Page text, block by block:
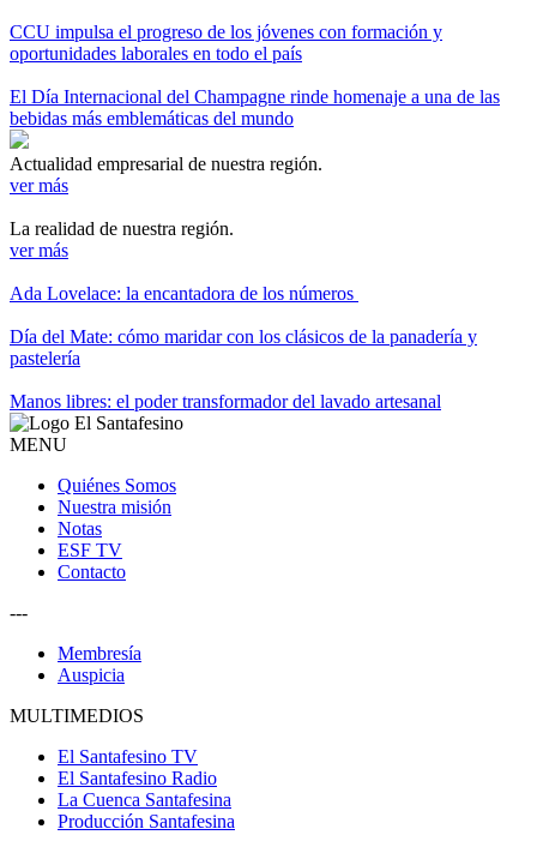
CCU impulsa el progreso de los jóvenes con formación y
oportunidades laborales en todo el país
El Día Internacional del Champagne rinde homenaje a una de las
bebidas más emblemáticas del mundo
Actualidad empresarial de nuestra región.
ver más
La realidad de nuestra región.
ver más
Ada Lovelace: la encantadora de los números
Día del Mate: cómo maridar con los clásicos de la panadería y
pastelería
Manos libres: el poder transformador del lavado artesanal
MENU
Quiénes Somos
Nuestra misión
Notas
ESF TV
Contacto
---
Membresía
Auspicia
MULTIMEDIOS
El Santafesino TV
El Santafesino Radio
La Cuenca Santafesina
Producción Santafesina